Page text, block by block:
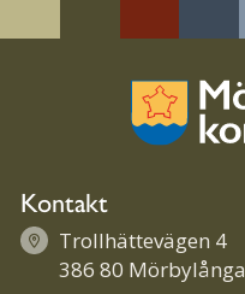
Kontakt
Trollhättevägen 4
386 80 Mörbylånga